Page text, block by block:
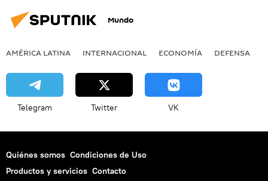
Mundo
AMÉRICA LATINA INTERNACIONAL ECONOMÍA DEFENSA
Telegram Twitter VK
Quiénes somos Condiciones de Uso
Productos y servicios Contacto